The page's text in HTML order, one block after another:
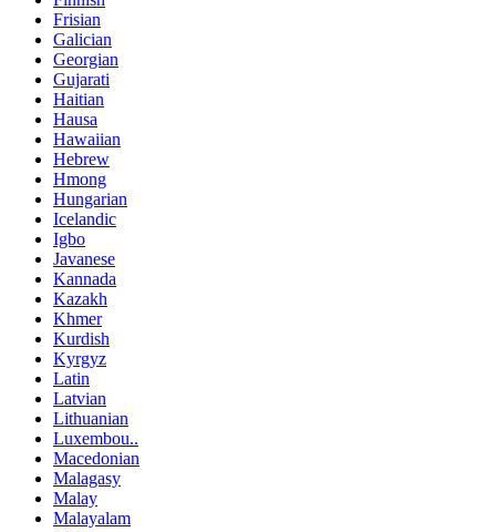
Frisian
Galician
Georgian
Gujarati
Haitian
Hausa
Hawaiian
Hebrew
Hmong
Hungarian
Icelandic
Igbo
Javanese
Kannada
Kazakh
Khmer
Kurdish
Kyrgyz
Latin
Latvian
Lithuanian
Luxembou..
Macedonian
Malagasy
Malay
Malayalam